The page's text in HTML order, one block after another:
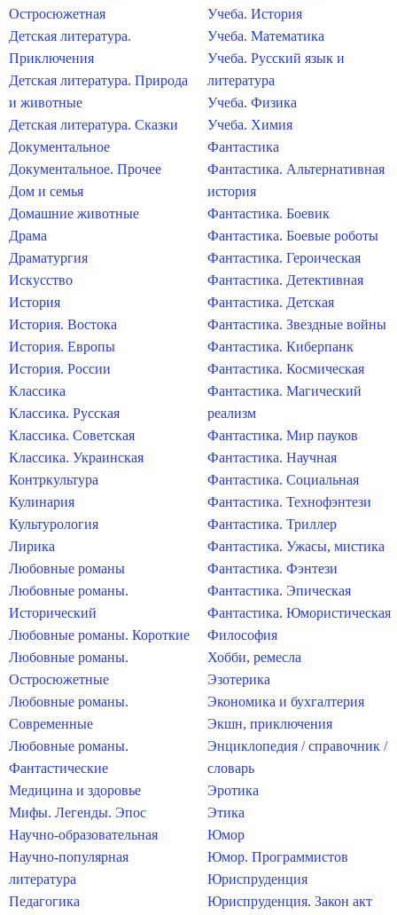
Остросюжетная
Детская литература.
Приключения
Детская литература. Природа
и животные
Детская литература. Сказки
Документальное
Документальное. Прочее
Дом и семья
Домашние животные
Драма
Драматургия
Искусство
История
История. Востока
История. Европы
История. России
Классика
Классика. Русская
Классика. Советская
Классика. Украинская
Контркультура
Кулинария
Культурология
Лирика
Любовные романы
Любовные романы.
Исторический
Любовные романы. Короткие
Любовные романы.
Остросюжетные
Любовные романы.
Современные
Любовные романы.
Фантастические
Медицина и здоровье
Мифы. Легенды. Эпос
Научно-образовательная
Научно-популярная
литература
Педагогика
Учеба. История
Учеба. Математика
Учеба. Русский язык и
литература
Учеба. Физика
Учеба. Химия
Фантастика
Фантастика. Альтернативная
история
Фантастика. Боевик
Фантастика. Боевые роботы
Фантастика. Героическая
Фантастика. Детективная
Фантастика. Детская
Фантастика. Звездные войны
Фантастика. Киберпанк
Фантастика. Космическая
Фантастика. Магический
реализм
Фантастика. Мир пауков
Фантастика. Научная
Фантастика. Социальная
Фантастика. Технофэнтези
Фантастика. Триллер
Фантастика. Ужасы, мистика
Фантастика. Фэнтези
Фантастика. Эпическая
Фантастика. Юмористическая
Философия
Хобби, ремесла
Эзотерика
Экономика и бухгалтерия
Экшн, приключения
Энциклопедия / справочник /
словарь
Эротика
Этика
Юмор
Юмор. Программистов
Юриспруденция
Юриспруденция. Закон акт